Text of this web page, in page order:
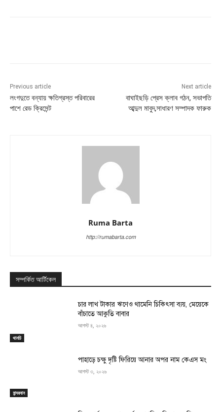
Previous article
লংগদুতে বন্যায় ক্ষতিগ্রস্ত পরিবারের
পাশে রেড ক্রিসেন্ট
Next article
বাঘাইছড়ি প্রেস ক্লাব গঠন, সভাপতি
আব্দুল মাবুদ,সাধারণ সম্পাদক ফারুক
Ruma Barta
http://rumabarta.com
সম্পর্কিত আর্টিকেল
থানচি
চার লাখ টাকার ঋণেও থামেনি চিকিৎসা ব্যয়, মেয়েকে
বাঁচাতে আকুতি বাবার
আগস্ট ৪, ২০২৬
বান্দরবান
পাহাড়ে চক্ষু দৃষ্টি ফিরিয়ে আনার অপর নাম কেএস মং
আগস্ট ৩, ২০২৬